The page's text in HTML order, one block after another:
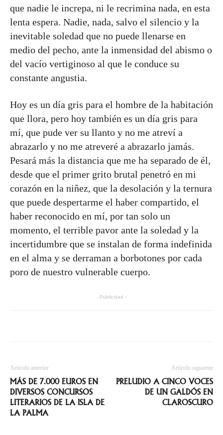
que nadie le increpa, ni le recrimina nada, en esta
lenta espera. Nadie, nada, salvo el silencio y la
inevitable soledad que no puede llenarse en
medio del pecho, ante la inmensidad del abismo o
del vacío vertiginoso al que le conduce su
constante angustia.
Hoy es un día gris para el hombre de la habitación
que llora, pero hoy también es un día gris para
mí, que pude ver su llanto y no me atreví a
abrazarlo y no me atreveré a abrazarlo jamás.
Pesará más la distancia que me ha separado de él,
desde que el primer grito brutal penetró en mi
corazón en la niñez, que la desolación y la ternura
que puede despertarme el haber compartido, el
haber reconocido en mí, por tan solo un
momento, el terrible pavor ante la soledad y la
incertidumbre que se instalan de forma indefinida
en el alma y se derraman a borbotones por cada
poro de nuestro vulnerable cuerpo.
- Publicidad -
Artículo anterior
MÁS DE 7.000 EUROS EN
DIVERSOS CONCURSOS
LITERARIOS DE LA ISLA DE
LA PALMA
Artículo siguiente
PRELUDIO A CINCO VOCES
DE UN GALDÓS EN
CLAROSCURO